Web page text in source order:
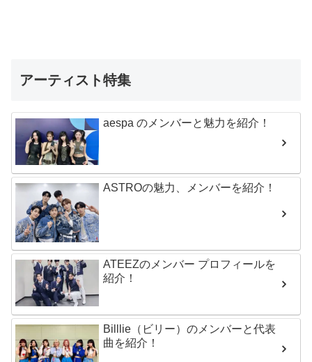
アーティスト特集
aespa のメンバーと魅力を紹介！
ASTROの魅力、メンバーを紹介！
ATEEZのメンバー プロフィールを
紹介！
Billlie（ビリー）のメンバーと代表
曲を紹介！